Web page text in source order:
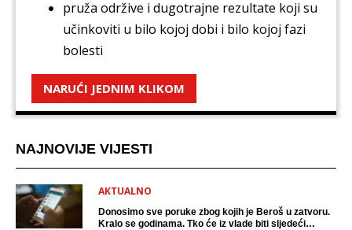
pruža održive i dugotrajne rezultate koji su
učinkoviti u bilo kojoj dobi i bilo kojoj fazi
bolesti
NARUĆI JEDNIM KLIKOM
NAJNOVIJE VIJESTI
AKTUALNO
Donosimo sve poruke zbog kojih je Beroš u zatvoru.
Kralo se godinama. Tko će iz vlade biti sljedeći